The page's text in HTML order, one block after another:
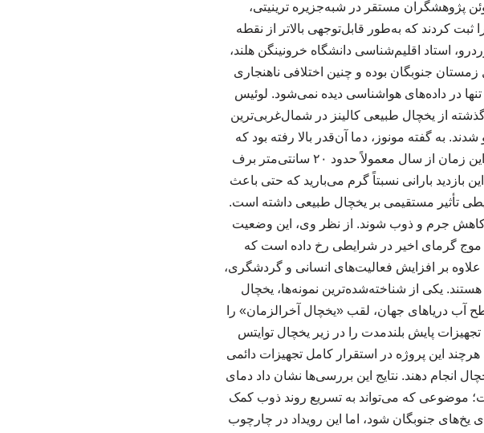
را افزایش داده است. بر اساس گزارش زومیت، در روز ۶ ژوئن پژوهشگران مستقر در شبه‌جزیره ترینیتی،
معادل ۱۵٫۴ درجه سانتی‌گراد را ثبت کردند که به‌طور قابل‌توجهی بالاتر از نقطه
استاد اقلیم‌شناسی دانشگاه خرونینگن هلند،
برای اوایل زمستان جنوبگان بوده و چنین اختلافی ناهنجاری
در داده‌های هواشناسی دیده نمی‌شود. لوئیس
از یخچال طبیعی کالینز در شمال‌غربی‌ترین
به گفته مونوز، دما آن‌قدر بالا رفته بود که
تقریباً همه چیز در فضای باز در حال ذوب شدن بود. او توضیح داد که در این زمان از سال معمولاً حدود ۲۰ سانتی‌متر برف
بازدید بارانی نسبتاً گرم می‌بارید که حتی باعث
تأثیر مستقیمی بر یخچال طبیعی داشته است.
کاهش جرم و ذوب شوند. از نظر وی، این وضعیت
موج گرمای اخیر در شرایطی رخ داده است که
بر افزایش فعالیت‌های انسانی و گردشگری،
یکی از شناخته‌شده‌ترین نمونه‌ها، یخچال
آب دریاهای جهان، لقب «یخچال آخرالزمان» را
پایش بلندمدت را در زیر یخچال توایتس
این پروژه در استقرار کامل تجهیزات دائمی
انجام دهند. نتایج این بررسی‌ها نشان داد دمای
موضوعی که می‌تواند به تسریع روند ذوب کمک
یخ‌های جنوبگان شود، اما این رویداد در چارچوب